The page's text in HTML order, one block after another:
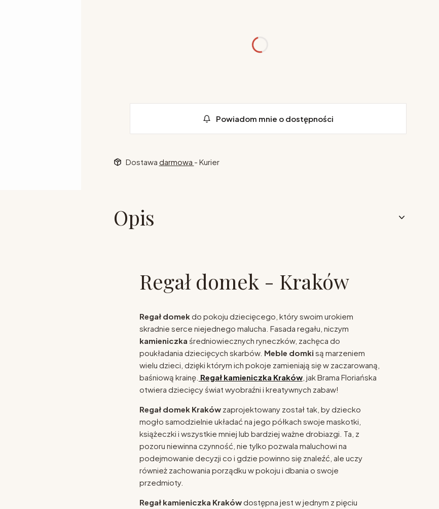
Powiadom mnie o dostępności
Dostawa darmowa - Kurier
Opis
Regał domek - Kraków
Regał domekdo pokoju dziecięcego, który swoim urokiem
skradnie serce niejednego malucha. Fasada regału, niczym
kamieniczka średniowiecznych ryneczków, zachęca do
poukładania dziecięcych skarbów. Meble domki są marzeniem
wielu dzieci, dzięki którym ich pokoje zamieniają się w zaczarowaną,
baśniową krainę. Regał kamieniczka Kraków, jak Brama Floriańska
otwiera dziecięcy świat wyobraźni i kreatywnych zabaw!
Regał domek Kraków zaprojektowany został tak, by dziecko
mogło samodzielnie układać na jego półkach swoje maskotki,
książeczki i wszystkie mniej lub bardziej ważne drobiazgi. Ta, z
pozoru niewinna czynność, nie tylko pozwala maluchowi na
podejmowanie decyzji co i gdzie powinno się znaleźć, ale uczy
również zachowania porządku w pokoju i dbania o swoje
przedmioty.
Regał kamieniczka Krakówdostępna jest w jednym z pięciu